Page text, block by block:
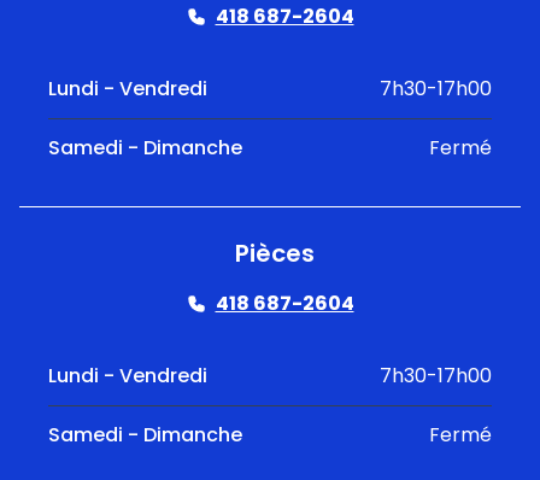
418 687-2604
Lundi - Vendredi 7h30-17h00
Samedi - Dimanche Fermé
Pièces
418 687-2604
Lundi - Vendredi 7h30-17h00
Samedi - Dimanche Fermé